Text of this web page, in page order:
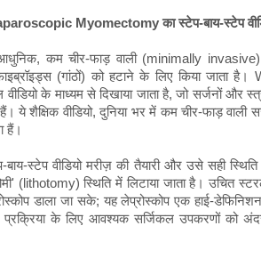
Myomectomy का स्टेप-बाय-स्टेप
कम चीर-फाड़ वाली (minimally
(गांठों) को हटाने के लिए किया जाता
के माध्यम से दिखाया जाता है, जो सर्जनों और
वीडियो, दुनिया भर में कम चीर-फाड़ वाली
हैं।
स्टेप वीडियो मरीज़ की तैयारी और उसे सही
(lithotomy) स्थिति में लिटाया जाता है। उचित
डाला जा सके; यह लेप्रोस्कोप एक हाई-
के लिए आवश्यक सर्जिकल उपकरणों को